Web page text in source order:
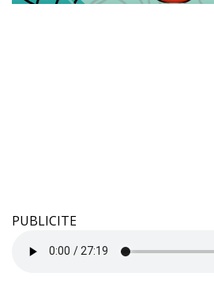
PUBLICITE